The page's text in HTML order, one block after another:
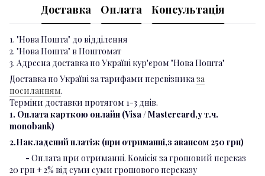
Доставка Оплата Консультація
1. "Нова Пошта" до відділення
2. "Нова Пошта" в Поштомат
3. Адресна доставка по Україні кур'єром "Нова Пошта"
Доставка по Україні за тарифами перевізника за
посиланням.
Терміни доставки протягом 1-3 днів.
1. Оплата карткою онлайн (Visa / Mastercard,у т.ч.
monobank)
2.Накладений платіж (при отриманні,з авансом 250 грн)
- Оплата при отриманні. Комісія за грошовий переказ
20 грн + 2% від суми суми грошового переказу